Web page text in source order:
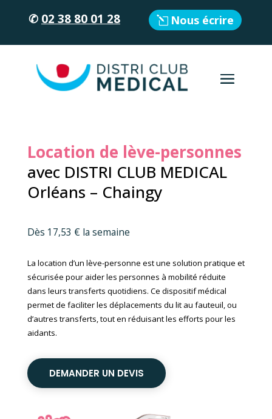
✆ 02 38 80 01 28 Nous écrire
Location de lève-personnes
avec DISTRI CLUB MEDICAL
Orléans – Chaingy
Dès 17,53 € la semaine
La location d’un lève-personne est une solution pratique et
sécurisée pour aider les personnes à mobilité réduite
dans leurs transferts quotidiens. Ce dispositif médical
permet de faciliter les déplacements du lit au fauteuil, ou
d’autres transferts, tout en réduisant les efforts pour les
aidants.
DEMANDER UN DEVIS